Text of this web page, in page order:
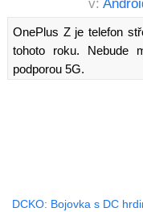
v:
OnePlus Z je telefon
tohoto roku. Nebude
podporou 5G.
DCKO: Bojovka s DC